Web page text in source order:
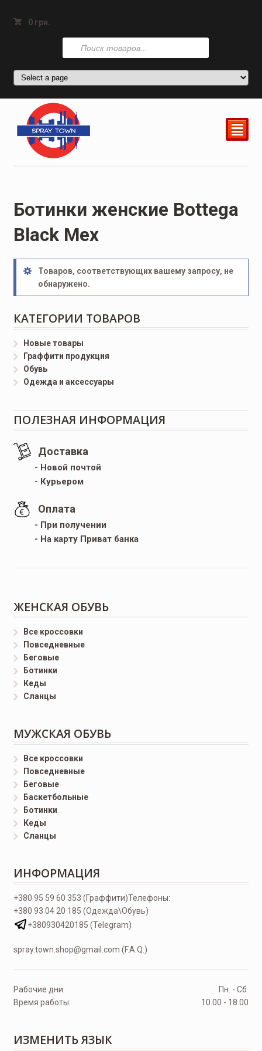
0 грн.
Поиск
товаров
²
Ботинки женские Bottеga
Black Мех
Товаров, соответствующих вашему запросу, не
обнаружено.
КАТЕГОРИИ ТОВАРОВ
Новые товары
Граффити продукция
Обувь
Одежда и аксессуары
ПОЛЕЗНАЯ ИНФОРМАЦИЯ
Доставка
- Новой почтой
- Курьером
Оплата
- При получении
- На карту Приват банка
ЖЕНСКАЯ ОБУВЬ
Все кроссовки
Повседневные
Беговые
Ботинки
Кеды
Сланцы
МУЖСКАЯ ОБУВЬ
Все кроссовки
Повседневные
Беговые
Баскетбольные
Ботинки
Кеды
Сланцы
ИНФОРМАЦИЯ
Телефоны:
+380 95 59 60 353 (Граффити)
+380 93 04 20 185 (Одежда\Обувь)
+380930420185 (Telegram)
spray.town.shop@gmail.com (F.A.Q.)
Рабочие дни:
Пн. - Сб.
Время работы:
10.00 - 18.00
ИЗМЕНИТЬ ЯЗЫК